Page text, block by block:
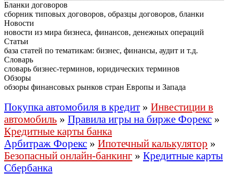
Бланки договоров
сборник типовых договоров, образцы договоров, бланки
Новости
новости из мира бизнеса, финансов, денежных операций
Статьи
база статей по тематикам: бизнес, финансы, аудит и т.д.
Словарь
словарь бизнес-терминов, юридических терминов
Обзоры
обзоры финансовых рынков стран Европы и Запада
Покупка автомобиля в кредит » Инвестиции в
автомобиль » Правила игры на бирже Форекс »
Кредитные карты банка
Арбитраж Форекс » Ипотечный калькулятор »
Безопасный онлайн-банкинг » Кредитные карты
Сбербанка